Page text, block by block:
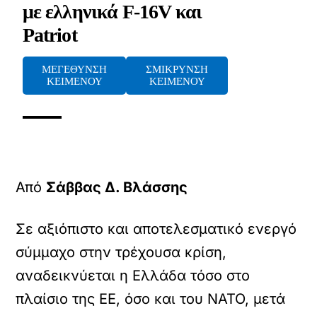
με ελληνικά F-16V και
Patriot
ΜΕΓΕΘΥΝΣΗ
ΚΕΙΜΕΝΟΥ
ΣΜΙΚΡΥΝΣΗ
ΚΕΙΜΕΝΟΥ
Από Σάββας Δ. Βλάσσης
Σε αξιόπιστο και αποτελεσματικό ενεργό
σύμμαχο στην τρέχουσα κρίση,
αναδεικνύεται η Ελλάδα τόσο στο
πλαίσιο της ΕΕ, όσο και του NATO, μετά